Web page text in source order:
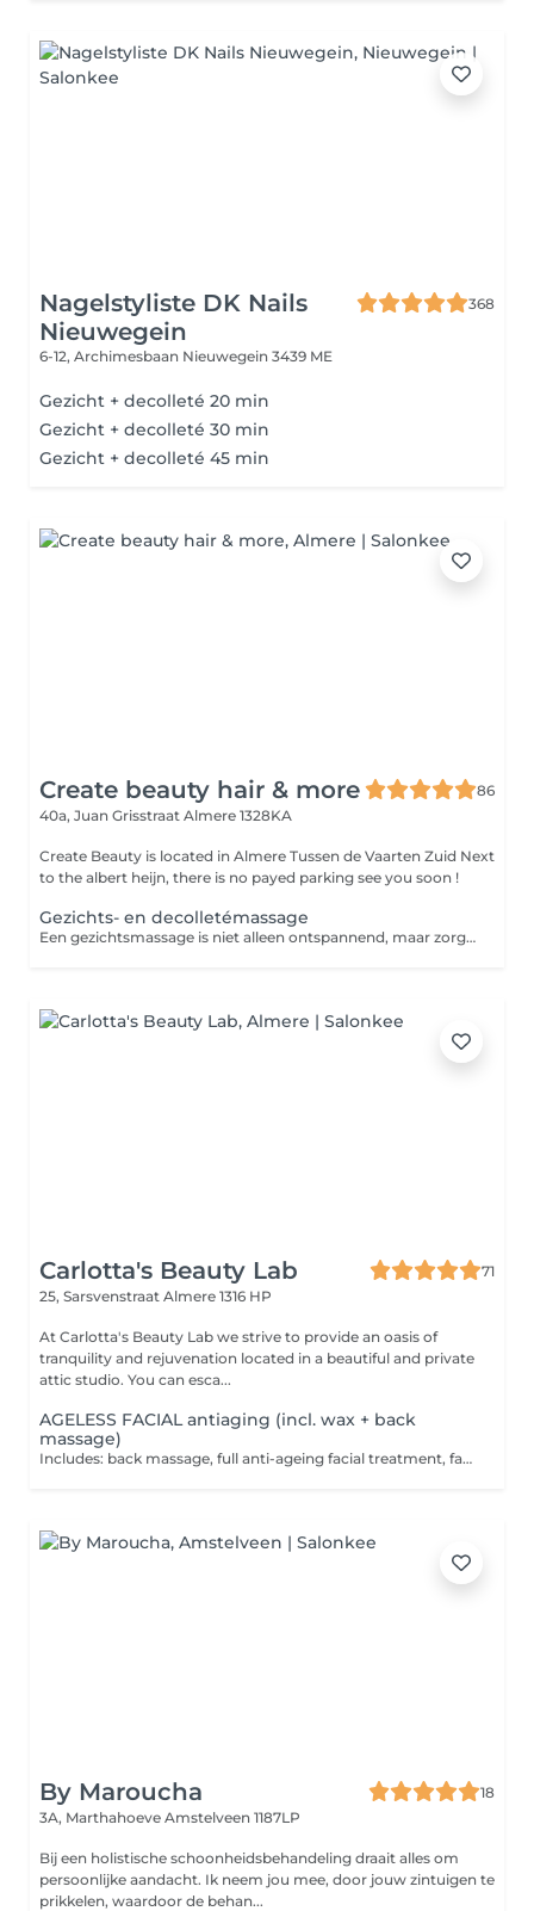
Nagelstyliste DK Nails
Nieuwegein
368
6-12, Archimesbaan Nieuwegein 3439 ME
Gezicht + decolleté 20 min
Gezicht + decolleté 30 min
Gezicht + decolleté 45 min
Create beauty hair & more
86
40a, Juan Grisstraat Almere 1328KA
Create Beauty is located in Almere Tussen de Vaarten Zuid Next
to the albert heijn, there is no payed parking see you soon !
Gezichts- en decolletémassage
Een gezichtsmassage is niet alleen ontspannend, maar zorgt ook voor betere doorbloeding van het gezicht. Hierdoor wordt het huidherstellend vermogen gestimuleerd en ziet de huid er frisser en stralend uit.
Carlotta's Beauty Lab
71
25, Sarsvenstraat Almere 1316 HP
At Carlotta's Beauty Lab we strive to provide an oasis of
tranquility and rejuvenation located in a beautiful and private
attic studio. You can esca...
AGELESS FACIAL antiaging (incl. wax + back
massage)
Includes: back massage, full anti-ageing facial treatment, facial deep tissue massage, neck-, shoulders- and arm massage. Crafted to deliver a radiant skin through stimulation of cellular renewal. The treatment begins with a soft back massage designed to energise and revitalise the body's natural rhythm followed by a personalized facial treatment with deep tissue face massage designed to slow the ageing process of the skin.
By Maroucha
18
3A, Marthahoeve Amstelveen 1187LP
Bij een holistische schoonheidsbehandeling draait alles om
persoonlijke aandacht. Ik neem jou mee, door jouw zintuigen te
prikkelen, waardoor de behan...